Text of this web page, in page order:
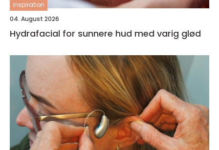
inspiration
04. August 2026
Hydrafacial for sunnere hud med varig glød